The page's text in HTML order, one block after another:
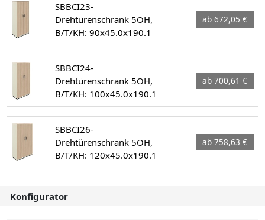
SBBCI23-
Drehtürenschrank 5OH,
B/T/KH: 90x45.0x190.1
ab 672,05 €
SBBCI24-
Drehtürenschrank 5OH,
B/T/KH: 100x45.0x190.1
ab 700,61 €
SBBCI26-
Drehtürenschrank 5OH,
B/T/KH: 120x45.0x190.1
ab 758,63 €
Konfigurator